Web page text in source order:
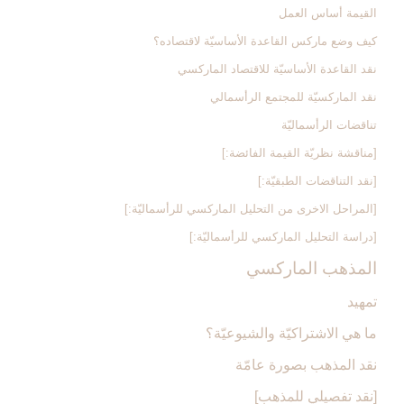
القيمة أساس العمل
كيف وضع ماركس القاعدة الأساسيّة لاقتصاده؟
نقد القاعدة الأساسيّة للاقتصاد الماركسي
نقد الماركسيّة للمجتمع الرأسمالي
تناقضات الرأسماليّة
[مناقشة نظريّة القيمة الفائضة:]
[نقد التناقضات الطبقيّة:]
[المراحل الاخرى من التحليل الماركسي للرأسماليّة:]
[دراسة التحليل الماركسي للرأسماليّة:]
المذهب الماركسي‏
تمهيد
ما هي الاشتراكيّة والشيوعيّة؟
نقد المذهب بصورة عامّة
[نقد تفصيلي للمذهب‏]